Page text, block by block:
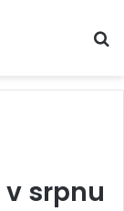
srpnu